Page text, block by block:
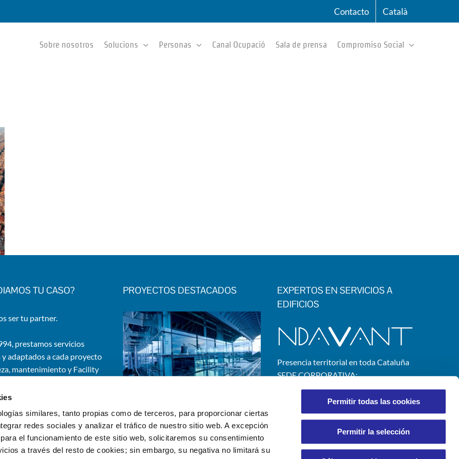
similares, tanto propias como de terceros, para proporcionar ciertas
redes sociales y analizar el tráfico de nuestro sitio web. A excepción
el funcionamiento de este sitio web, solicitaremos su consentimiento
a través del resto de cookies; sin embargo, su negativa no limitará su
Permitir todas las cookies
Permitir la selección
Contacto Català
Sobre nosotros Solucions Personas Canal Ocupació Sala de prensa Compromiso Social
TU CASO?
ser tu partner.
prestamos servicios
adaptados a cada proyecto
mantenimiento y Facility
de una amplia gama de
¡Contáctanos!
PROYECTOS DESTACADOS
EXPERTOS EN SERVICIOS A
EDIFICIOS
Presencia territorial en toda Cataluña
SEDE CORPORATIVA:
C/ Josep Ferrater i Mora, 2
08019 Barcelona